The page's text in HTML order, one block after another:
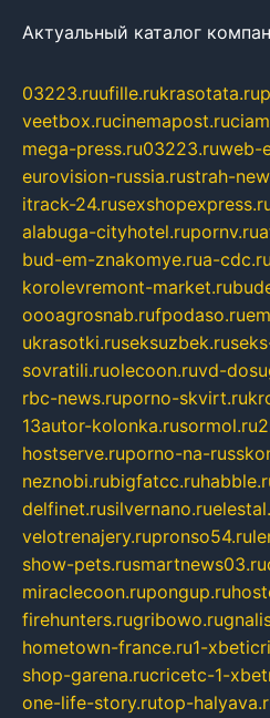
Актуальный каталог
03223.ruufille.rukrasotata.ru
veetbox.rucinemapost.ru
mega-press.ru03223.ruweb-
eurovision-russia.rustrah-
itrack-24.ru
alabuga-cityhotel.rupornv.ru
bud-em-znakomye.rua-cdc.ru
korolevremont-market.ru
oooagrosnab.rufpodaso.ru
ukrasotki.ruseksuzbek.ru
sovratili.ruolecoon.ruvd-
rbc-news.ruporno-skvirt.ru
13autor-kolonka.rusormol.ru
hostserve.ruporno-na-
neznobi.rubigfatcc.ru
delfinet.rusilvernano.ru
velotrenajery.rupronso54.ru
show-pets.rusmartnews03.ru
miraclecoon.rupongup.ru
firehunters.rugribowo.ru
hometown-france.ru1-
shop-garena.rucricetc-1-
one-life-story.rutop-